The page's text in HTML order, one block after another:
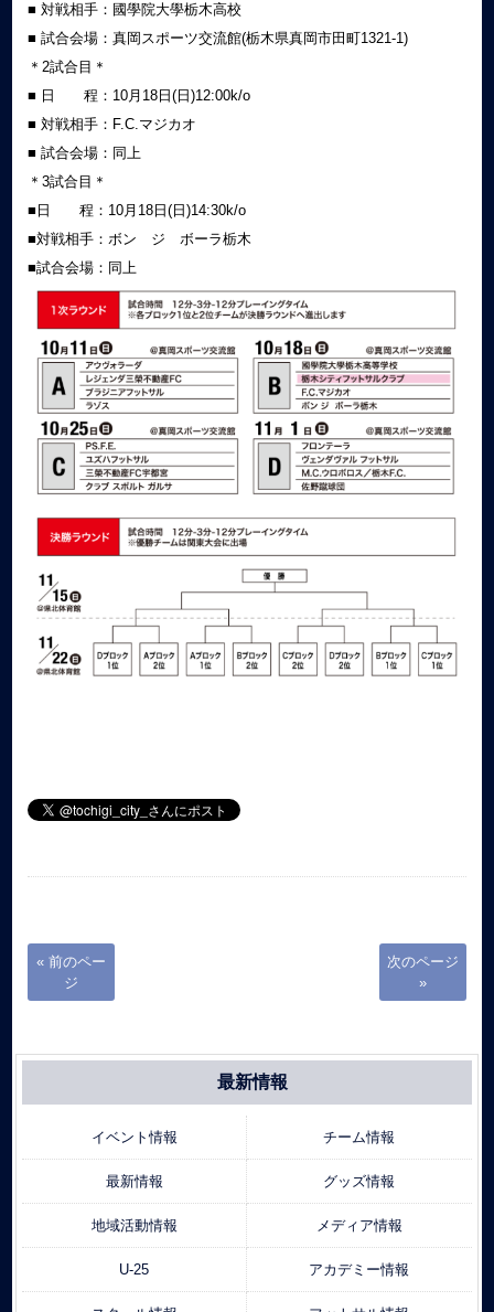
■ 対戦相手：國學院大學栃木高校
■ 試合会場：真岡スポーツ交流館(栃木県真岡市田町1321-1)
＊2試合目＊
■ 日 程：10月18日(日)12:00k/o
■ 対戦相手：F.C.マジカオ
■ 試合会場：同上
＊3試合目＊
■日 程：10月18日(日)14:30k/o
■対戦相手：ボン ジ ボーラ栃木
■試合会場：同上
« 前のペー
ジ
次のページ
»
最新情報
イベント情報 チーム情報
最新情報 グッズ情報
地域活動情報 メディア情報
U-25 アカデミー情報